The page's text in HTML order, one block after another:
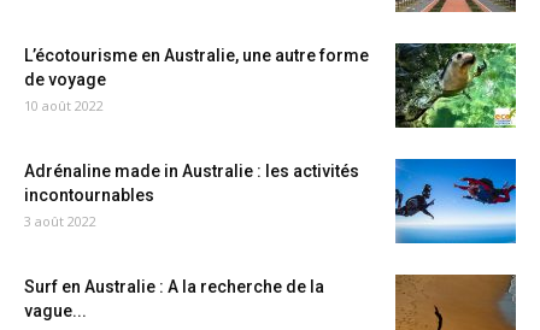
L’écotourisme en Australie, une autre forme
de voyage
10 août 2022
Adrénaline made in Australie : les activités
incontournables
3 août 2022
Surf en Australie : A la recherche de la
vague...